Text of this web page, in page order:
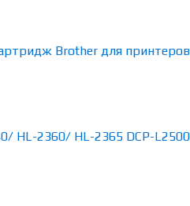
Brother для принтеров